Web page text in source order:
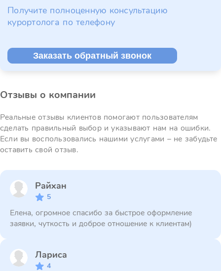
Получите полноценную консультацию
курортолога по телефону
Заказать обратный звонок
Отзывы о компании
Реальные отзывы клиентов помогают пользователям
сделать правильный выбор и указывают нам на ошибки.
Если вы воспользовались нашими услугами – не забудьте
оставить свой отзыв.
Райхан
5
Елена, огромное спасибо за быстрое оформление
заявки, чуткость и доброе отношение к клиентам)
Лариса
4